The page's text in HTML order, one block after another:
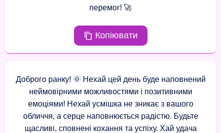
перемог! 🚀
Копіювати
Доброго ранку! 🌞 Нехай цей день буде наповнений
неймовірними можливостями і позитивними
емоціями! Нехай усмішка не зникає з вашого
обличчя, а серце наповнюється радістю. Будьте
щасливі, сповнені кохання та успіху. Хай удача